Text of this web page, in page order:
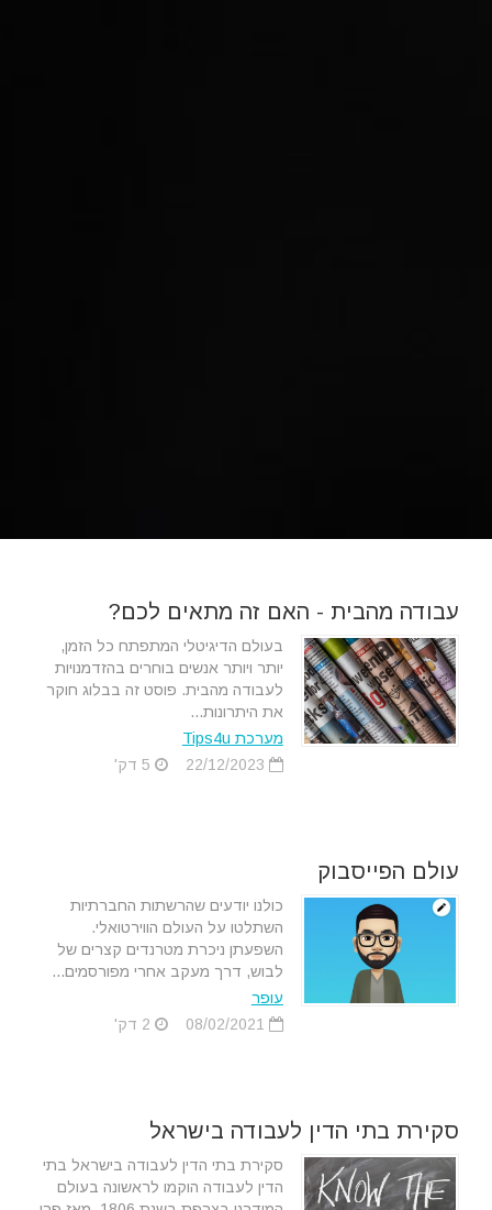
עבודה מהבית - האם זה מתאים לכם?
בעולם הדיגיטלי המתפתח כל הזמן,
יותר ויותר אנשים בוחרים בהזדמנויות
לעבודה מהבית. פוסט זה בבלוג חוקר
את היתרונות...
מערכת Tips4u
עולם הפייסבוק
כולנו יודעים שהרשתות החברתיות
השתלטו על העולם הווירטואלי.
השפעתן ניכרת מטרנדים קצרים של
לבוש, דרך מעקב אחרי מפורסמים...
עופר
סקירת בתי הדין לעבודה בישראל
סקירת בתי הדין לעבודה בישראל בתי
הדין לעבודה הוקמו לראשונה בעולם